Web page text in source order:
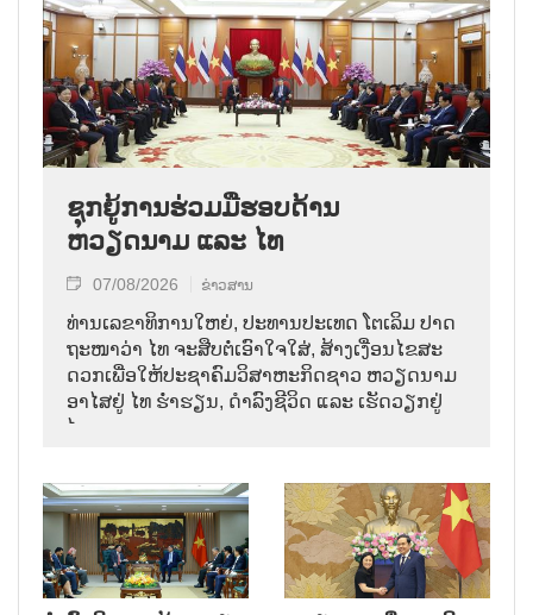
ຊຸກຍູ້ການຮ່ວມມືຮອບດ້ານ
ຫວຽດນາມ ແລະ ໄທ
07/08/2026 ຂ່າວສານ
ທ່ານ​ເລ​ຂາ​ທິ​ການ​ໃຫຍ່, ປະ​ທານ​ປະ​ເທດ ໂຕ​ເລິມ ປາດ​
ຖະ​ໜາ​ວ່າ ໄທ​ ຈະ​ສືບ​ຕໍ່​ເອົາ​ໃຈ​ໃສ່, ສ້າງ​ເງື່ອນ​ໄຂ​ສະ​
ດວກ​ເພື່ອ​ໃຫ້​ປະ​ຊາ​ຄົມ​ວ​ິ​ສາ​ຫະ​ກິດ​ຊາວ ຫວຽດ​ນາມ
ອາ​ໄສ​ຢູ່ ໄທ ຮ່ຳ​ຮຽນ, ດຳ​ລົງ​ຊີ​ວິດ ແລະ ເຮັດ​ວຽກ​ຢູ່​
ໄທ.